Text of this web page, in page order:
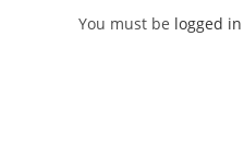
You must be logged in